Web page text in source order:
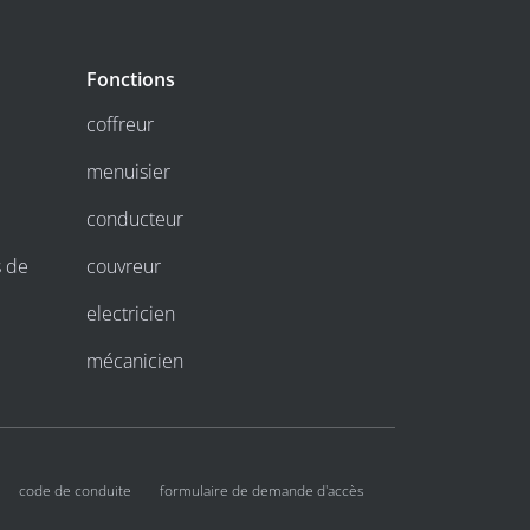
de
Fonctions
coffreur
menuisier
conducteur
couvreur
electricien
mécanicien
code de conduite formulaire de demande d'accès